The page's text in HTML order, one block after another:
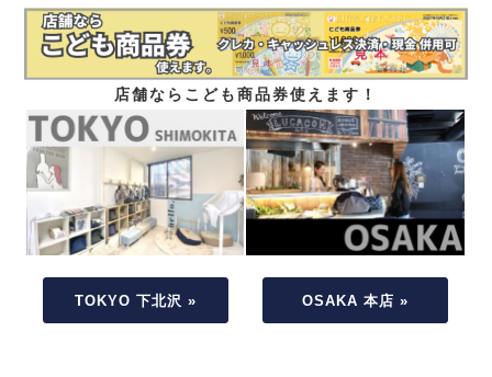
店舗ならこども商品券使えます！
TOKYO 下北沢 » OSAKA 本店 »